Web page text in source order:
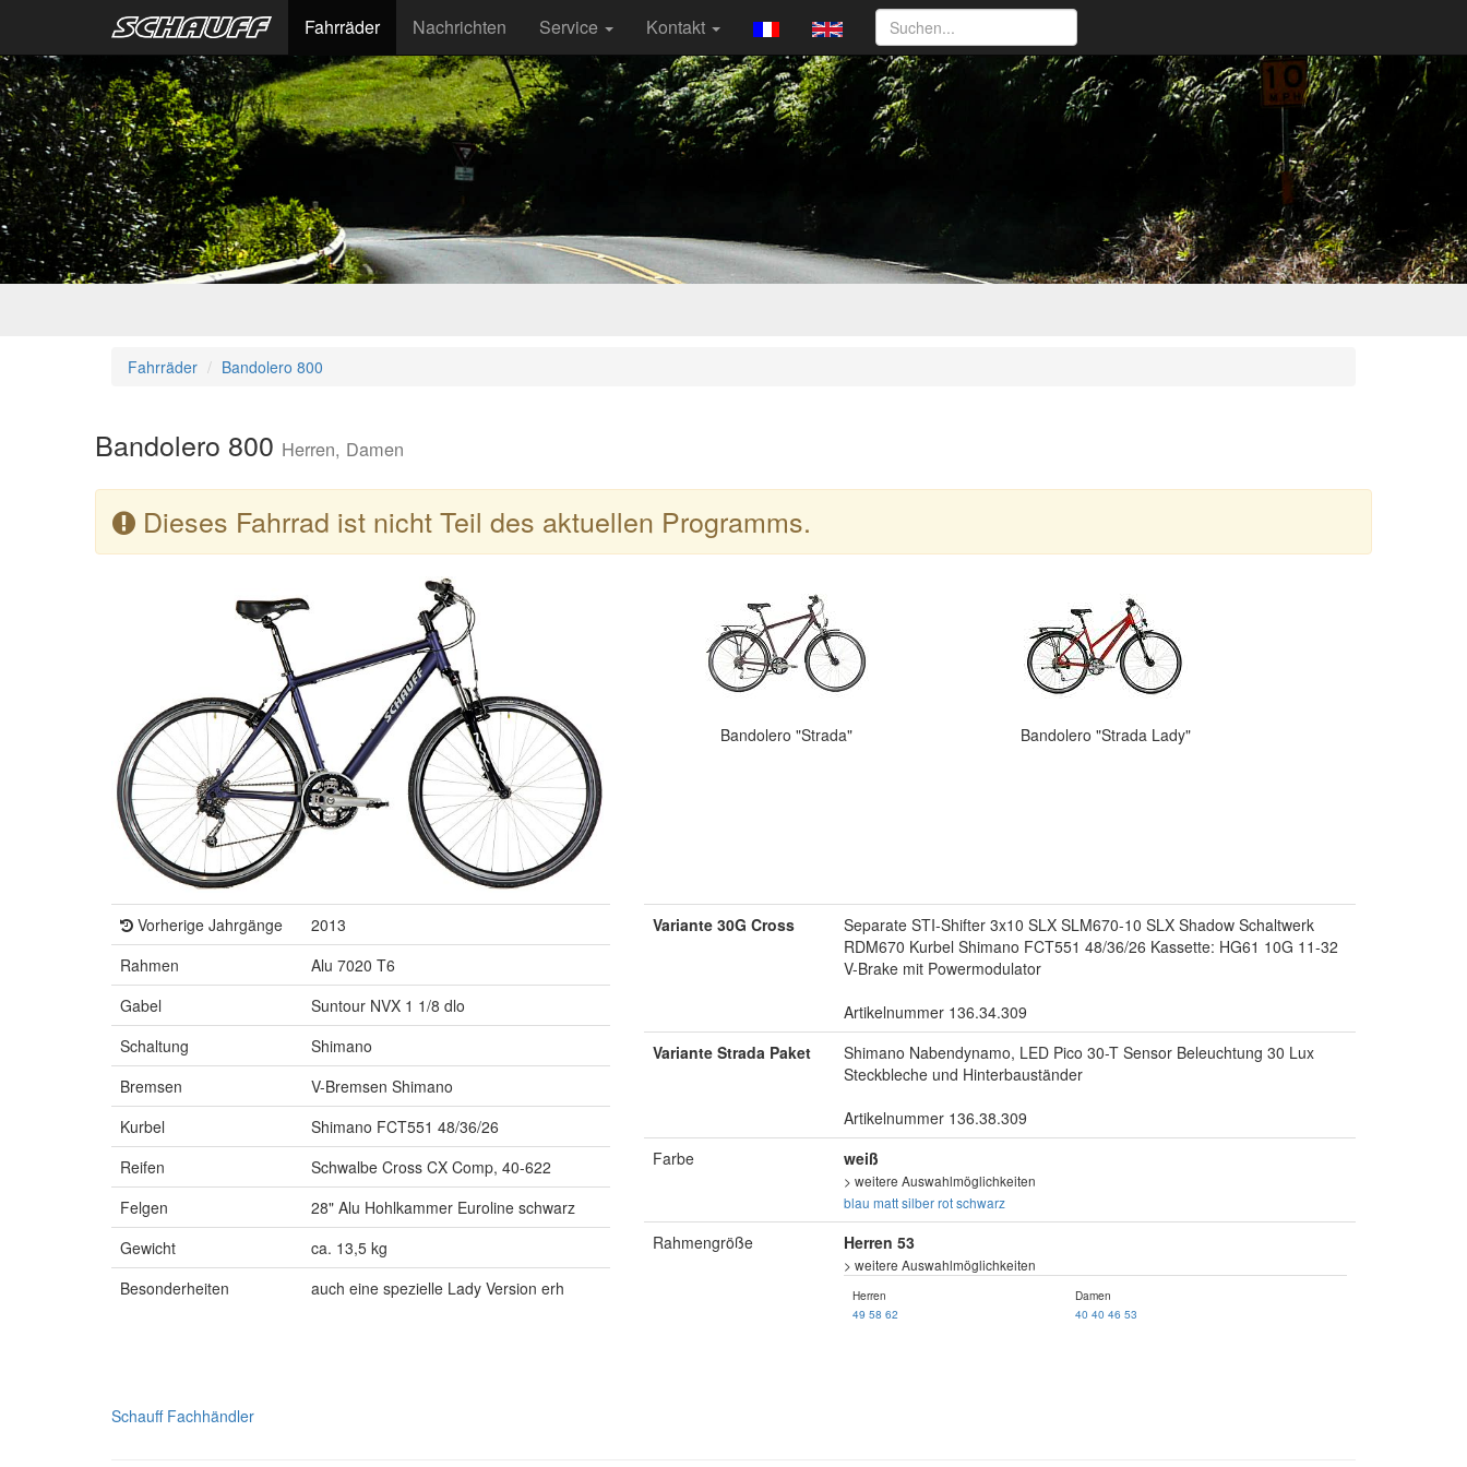
Fahrräder Nachrichten Service Kontakt
Fahrräder Bandolero 800
Bandolero 800 Herren, Damen
Dieses Fahrrad ist nicht Teil des aktuellen Programms.
Bandolero "Strada" Bandolero "Strada Lady"
Vorherige Jahrgänge
2013
Rahmen
Alu 7020 T6
Gabel
Suntour NVX 1 1/8 dlo
Schaltung
Shimano
Bremsen
V-Bremsen Shimano
Kurbel
Shimano FCT551 48/36/26
Reifen
Schwalbe Cross CX Comp, 40-622
Felgen
28" Alu Hohlkammer Euroline schwarz
Gewicht
ca. 13,5 kg
Besonderheiten
auch eine spezielle Lady Version erh
Variante 30G Cross
Separate STI-Shifter 3x10 SLX SLM670-10 SLX Shadow Schaltwerk
RDM670 Kurbel Shimano FCT551 48/36/26 Kassette: HG61 10G 11-32
V-Brake mit Powermodulator
Artikelnummer 136.34.309
Variante Strada Paket
Shimano Nabendynamo, LED Pico 30-T Sensor Beleuchtung 30 Lux
Steckbleche und Hinterbauständer
Artikelnummer 136.38.309
Farbe
weiß
> weitere Auswahlmöglichkeiten
blau matt silber rot schwarz
Rahmengröße Herren 53
> weitere Auswahlmöglichkeiten
Herren
49 58 62
Damen
40 40 46 53
Schauff Fachhändler